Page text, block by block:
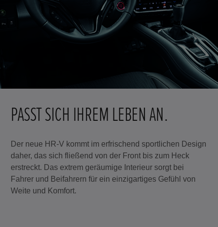
PASST SICH IHREM LEBEN AN.
Der neue HR-V kommt im erfrischend sportlichen Design
daher, das sich fließend von der Front bis zum Heck
erstreckt. Das extrem geräumige Interieur sorgt bei
Fahrer und Beifahrern für ein einzigartiges Gefühl von
Weite und Komfort.